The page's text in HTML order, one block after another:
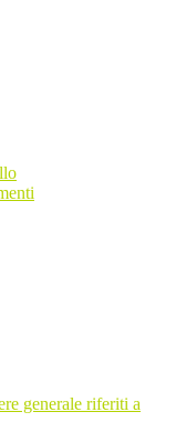
generale riferiti a